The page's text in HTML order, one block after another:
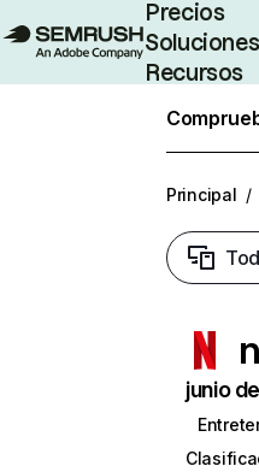
Precios
Soluciones
Recursos
Principal /
junio